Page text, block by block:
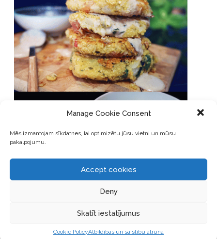
Manage Cookie Consent
Mēs izmantojam sīkdatnes, lai optimizētu jūsu vietni un mūsu
pakalpojumu.
Accept cookies
Deny
Skatīt iestatījumus
Cookie PolicyAtbildības un saistību atruna
@ilva.jasmine